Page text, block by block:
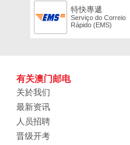
特快專遞
Serviço do Correio
Rápido (EMS)
有关澳门邮电
关於我们
最新资讯
人员招聘
晋级开考